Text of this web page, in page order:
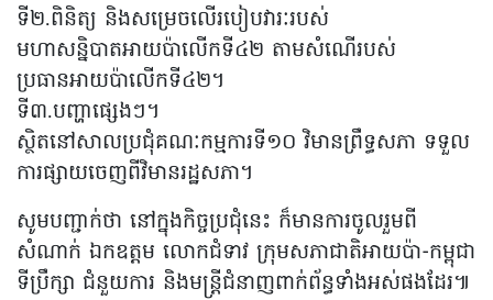
ទី២.ពិនិត្យ និងសម្រេចលើរបៀបវារៈរបស់
មហាសន្និបាតអាយប៉ាលើកទី៤២ តាមសំណើរបស់
ប្រធានអាយប៉ាលើកទី៤២។
ទី៣.បញ្ហាផ្សេងៗ។
ស្ថិតនៅសាលប្រជុំគណៈកម្មការទី១០ វិមានព្រឹទ្ធសភា ទទួល
ការផ្សាយចេញពីវិមានរដ្ឋសភា។
សូមបញ្ជាក់ថា នៅក្នុងកិច្ចប្រជុំនេះ ក៏មានការចូលរួមពី
សំណាក់ ឯកឧត្តម លោកជំទាវ ក្រុមសភាជាតិអាយប៉ា-កម្ពុជា
ទីប្រឹក្សា ជំនួយការ និងមន្ត្រីជំនាញពាក់ព័ន្ធទាំងអស់ផងដែរ៕